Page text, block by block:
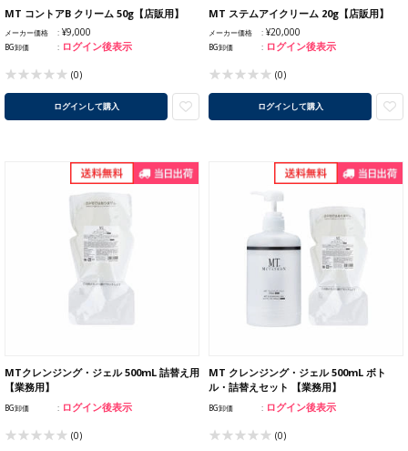
MT コントアB クリーム 50g【店販用】
メーカー価格 ¥9,000
BG卸価 ログイン後表示
(0)
ログインして購入
MT ステムアイクリーム 20g【店販用】
メーカー価格 ¥20,000
BG卸価 ログイン後表示
(0)
ログインして購入
MTクレンジング・ジェル 500mL 詰替え用
【業務用】
BG卸価 ログイン後表示
(0)
MT クレンジング・ジェル 500mL ボト
ル・詰替えセット 【業務用】
BG卸価 ログイン後表示
(0)